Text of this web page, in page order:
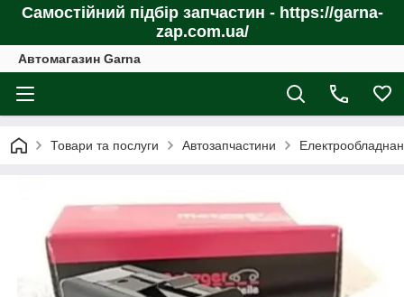
Самостійний підбір запчастин - https://garna-
zap.com.ua/
Автомагазин Garna
Товари та послуги Автозапчастини